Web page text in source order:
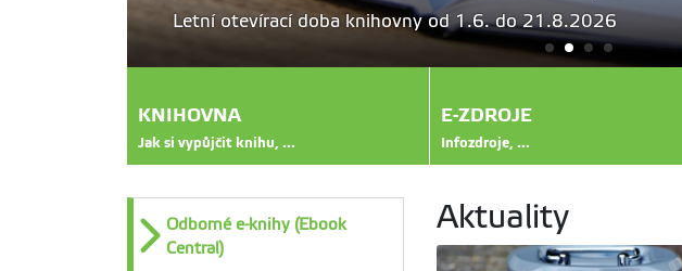
Letní otevírací doba knihovny od 1.6. do 21.8.2026
KNIHOVNA
Jak si vypůjčit knihu, ...
E-ZDROJE
Infozdroje, ...
Odborné e-knihy (Ebook
Central)
Aktuality